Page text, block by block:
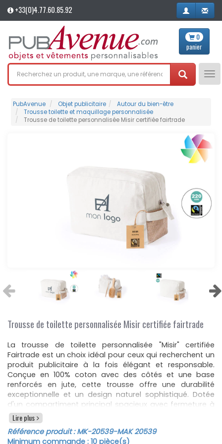
+33(0)4.77.60.85.92
0
panier
PubAvenue Objet publicitaire
Autour du bien-être
Trousse toilette et maquillage personnalisée
Trousse de toilette personnalisée Misir certifiée fairtrade
Trousse de toilette personnalisée Misir certifiée fairtrade
La trousse de toilette personnalisée "Misir" certifiée
Fairtrade est un choix idéal pour ceux qui recherchent un
produit publicitaire à la fois élégant et responsable.
Conçue en 100% coton avec des côtés et une base
renforcés en jute, cette trousse offre une durabilité
exceptionnelle et un design naturel sophistiqué. Dotée
d'un compartiment principal spacieux avec fermeture à
glissière et d'une poignée assortie, elle allie praticité et
style. Les dimensions de cette trousse sont de 23 cm de
longueur, 15 cm de hauteur et 8 cm de largeur, pour un
Lire plus
Référence produit :MK-20539-MAK 20539
Minimum commande : 10 pièce(s)